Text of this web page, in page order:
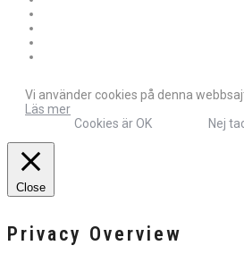
Vi använder cookies på denna
Läs mer
Cookies är OK
Nej
Close
Privacy Overview